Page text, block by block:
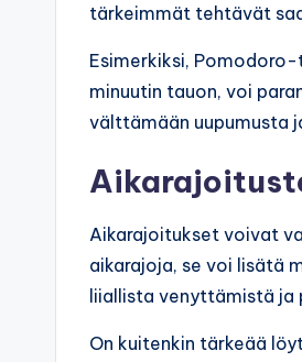
tärkeimmät tehtävät
Esimerkiksi,
minuutin tauon, voi
välttämään uupumusta
Aikarajoitukset voivat
aikarajoja, se voi lisätä
liiallista venyttämistä
On kuitenkin tärkeää